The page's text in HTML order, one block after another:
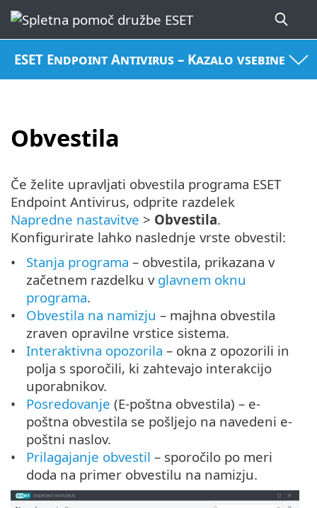
ESET Endpoint Antivirus – Kazalo vsebine
Obvestila
Če želite upravljati obvestila programa ESET
Endpoint Antivirus, odprite razdelek
Napredne nastavitve > Obvestila.
Konfigurirate lahko naslednje vrste obvestil:
Stanja programa – obvestila, prikazana v
začetnem razdelku v glavnem oknu
programa.
Obvestila na namizju – majhna obvestila
zraven opravilne vrstice sistema.
Interaktivna opozorila – okna z opozorili in
polja s sporočili, ki zahtevajo interakcijo
uporabnikov.
Posredovanje (E-poštna obvestila) – e-
poštna obvestila se pošljejo na navedeni e-
poštni naslov.
Prilagajanje obvestil – sporočilo po meri
doda na primer obvestilu na namizju.